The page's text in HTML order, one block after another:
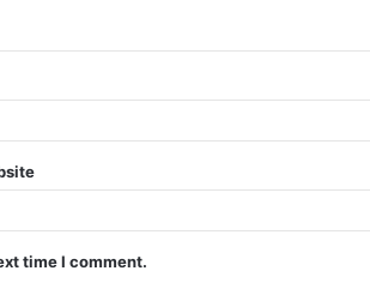
time I comment.